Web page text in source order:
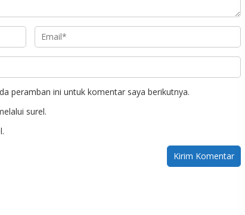
peramban ini untuk komentar saya berikutnya.
surel.